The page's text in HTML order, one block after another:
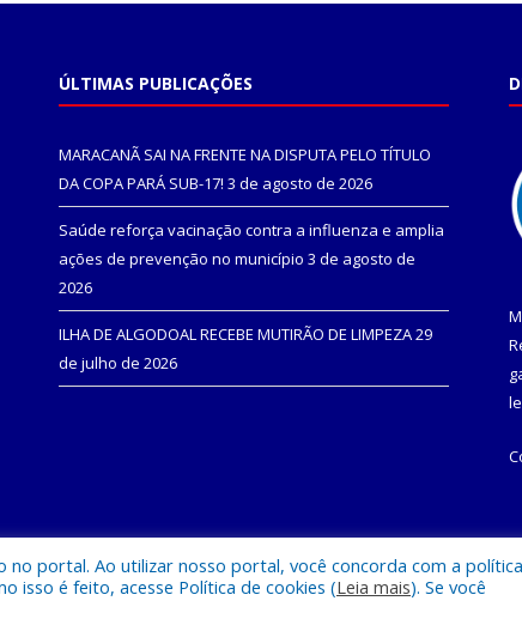
ÚLTIMAS PUBLICAÇÕES
MARACANÃ SAI NA FRENTE NA DISPUTA PELO TÍTULO
DA COPA PARÁ SUB-17! 3 de agosto de 2026
Saúde reforça vacinação contra a influenza e amplia
ações de prevenção no município 3 de agosto de
2026
ILHA DE ALGODOAL RECEBE MUTIRÃO DE LIMPEZA29
de julho de 2026
Maracanã. Mapa do Site
no portal. Ao utilizar nosso portal, você concorda com a
isso é feito, acesse Política de cookies (Leia mais). Se você